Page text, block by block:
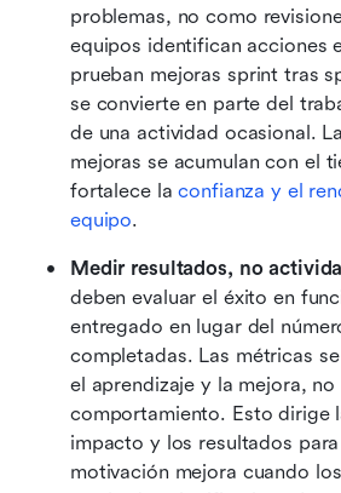
problemas, no como
equipos identifican acciones
prueban mejoras sprint tras
se convierte en parte del
de una actividad ocasional.
mejoras se acumulan con el
fortalece la confianza y el
equipo.
Medir resultados, no
deben evaluar el éxito en
entregado en lugar del
completadas. Las métricas
el aprendizaje y la mejora,
comportamiento. Esto dirige
impacto y los resultados
motivación mejora cuando